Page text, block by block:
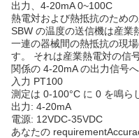
出力、4-20mA 0~100C
熱電対および熱抵抗のため
SBW の温度の送信機は産業
一連の器械間の熱抵抗の現
す。 それは産業熱電対の信
関係の 4-20mA の出力信号
入力 PT100
測定は 0-100°C に 0 を鳴ら
出力: 4-20mA
電源: 12VDC-35VDC
あなたの